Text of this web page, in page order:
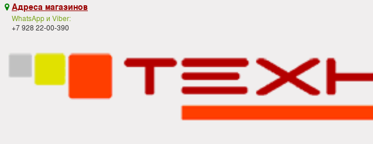
 Адреса магазинов
WhatsApp и Viber:
+7 928 22-00-390